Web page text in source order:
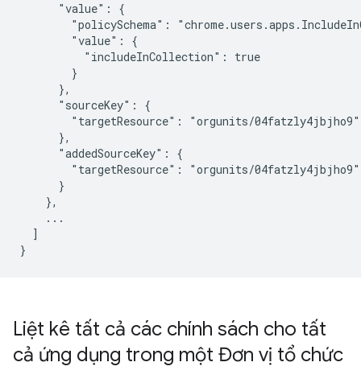
      "value": {
"policySchema":
        "value": {
          "includeInCollection": true
        }
      },
      "sourceKey": {
        "targetResource": "orgunits/04fatzly4jbjho9"
      },
      "addedSourceKey": {
        "targetResource": "orgunits/04fatzly4jbjho9"
      }
    },
    ...
  ]
Liệt kê tất cả các chính sách cho tất
cả ứng dụng trong một Đơn vị tổ chức